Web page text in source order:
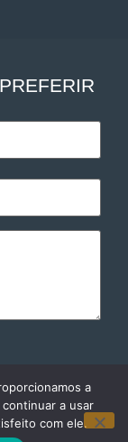
a
a usar
com ele.